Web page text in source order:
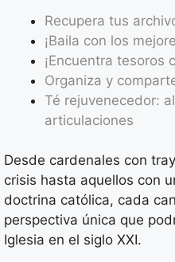
Recupera tus
¡Baila con los
¡Encuentra tesoros
Organiza y
Té rejuvenecedor:
articulaciones
Desde cardenales con
crisis hasta aquellos con
doctrina católica, cada
perspectiva única que
Iglesia en el siglo XXI.